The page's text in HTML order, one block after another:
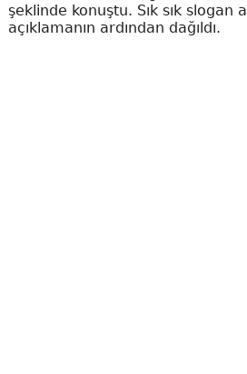
şeklinde konuştu. Sık sık slogan
açıklamanın ardından dağıldı.